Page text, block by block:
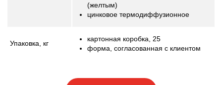
(желтым)
цинковое термодиффузионное
Упаковка, кг
картонная коробка, 25
форма, согласованная с клиентом